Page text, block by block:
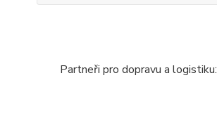
Partneři pro dopravu a logistiku: